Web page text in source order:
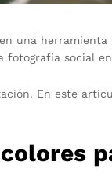
una
social
En este